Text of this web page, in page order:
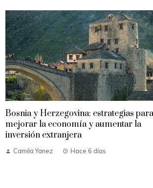
Bosnia y Herzegovina: estrategias para
mejorar la economía y aumentar la
inversión extranjera
Camila Yanez Hace 6 días